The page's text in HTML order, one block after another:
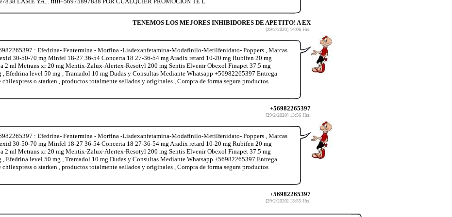
TENEMOS LOS MEJORES INHIBIDORES DE APETITO! A EX
[29/2/2020] 14:06 Hrs.
: Efedrina- Fentermina - Morfina -Lisdexanfetamina-Modafinilo-Metilfenidato- Poppers , Marcas
30-50-70 mg Minfel 18-27 36-54 Concerta 18 27-36-54 mg Aradix retard 10-20 mg Rubifen 20 mg
2 ml Metrans xr 20 mg Mentix-Zalux-Alertex-Resotyl 200 mg Sentis Elvenir Obexol Finapet 37.5 mg
Efedrina level 50 mg , Tramadol 10 mg Dudas y Consultas Mediante Whatsapp +56982265397 Entrega
o starken , productos totalmente sellados y originales , Compra de forma segura productos
+56982265397
[29/2/2020] 13:56 Hrs.
: Efedrina- Fentermina - Morfina -Lisdexanfetamina-Modafinilo-Metilfenidato- Poppers , Marcas
30-50-70 mg Minfel 18-27 36-54 Concerta 18 27-36-54 mg Aradix retard 10-20 mg Rubifen 20 mg
2 ml Metrans xr 20 mg Mentix-Zalux-Alertex-Resotyl 200 mg Sentis Elvenir Obexol Finapet 37.5 mg
Efedrina level 50 mg , Tramadol 10 mg Dudas y Consultas Mediante Whatsapp +56982265397 Entrega
o starken , productos totalmente sellados y originales , Compra de forma segura productos
+56982265397
[29/2/2020] 13:55 Hrs.